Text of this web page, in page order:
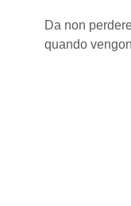
Da non
quando